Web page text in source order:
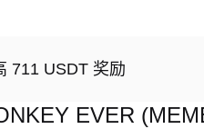
711 USDT 奖励
EVER